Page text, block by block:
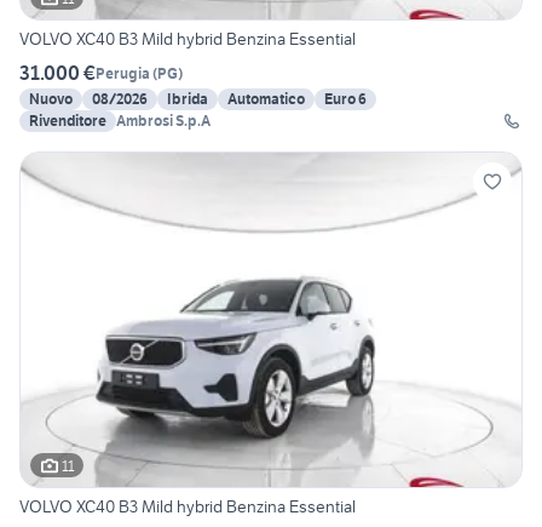
VOLVO XC40 B3 Mild hybrid Benzina Essential
31.000 €Perugia (PG)
Nuovo
08/2026 Ibrida Automatico
Euro 6
Rivenditore Ambrosi S.p.A
11
VOLVO XC40 B3 Mild hybrid Benzina Essential